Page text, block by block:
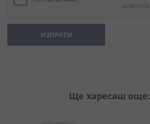
ИЗПРАТИ
Ще харесаш още: